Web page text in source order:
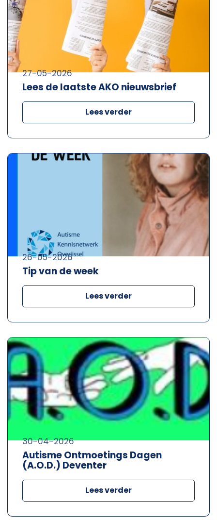
Lees de laatste AKO nieuwsbrief
27-05-2026
Lees verder
Tip van de week
26-05-2026
Lees verder
Autisme Ontmoetings Dagen
(A.O.D.) Deventer
30-04-2026
Lees verder